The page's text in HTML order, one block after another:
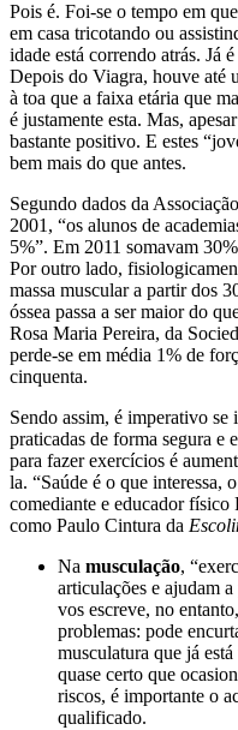
Pois é. Foi-se o tempo em
em casa tricotando ou
idade está correndo atrás. Já
Depois do Viagra, houve até
à toa que a faixa etária que
é justamente esta. Mas,
bastante positivo. E estes
bem mais do que antes.
Segundo dados da
2001, “os alunos de
5%”. Em 2011 somavam
Por outro lado,
massa muscular a partir dos
óssea passa a ser maior do
Rosa Maria Pereira, da
perde-se em média 1% de
cinquenta.
Sendo assim, é imperativo
praticadas de forma segura
para fazer exercícios é
la. “Saúde é o que interessa,
comediante e educador físico
como Paulo Cintura da
Na musculação,
articulações e ajudam
vos escreve, no
problemas: pode
musculatura que já
quase certo que
riscos, é importante o
qualificado.